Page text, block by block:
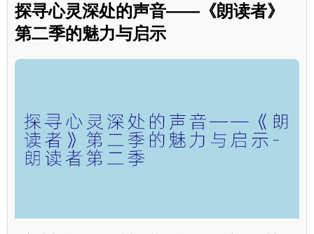
探寻心灵深处的声音——《朗读者》
第二季的魅力与启示